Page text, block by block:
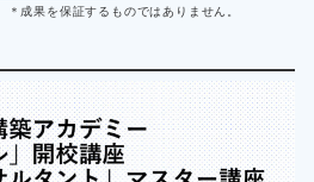
ものではありません。